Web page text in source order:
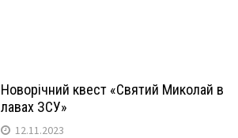
Новорічний квест «Святий Миколай в
лавах ЗСУ»
12.11.2023